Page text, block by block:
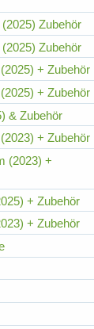
Zubehör
Zubehör
+ Zubehör
+ Zubehör
& Zubehör
+ Zubehör
(2023) +
+ Zubehör
+ Zubehör